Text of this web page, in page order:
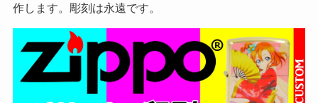
作します。彫刻は永遠です。